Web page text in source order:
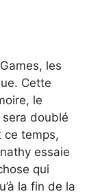
les
Cette
le
sera doublé
ce temps,
essaie
qui
la fin de la